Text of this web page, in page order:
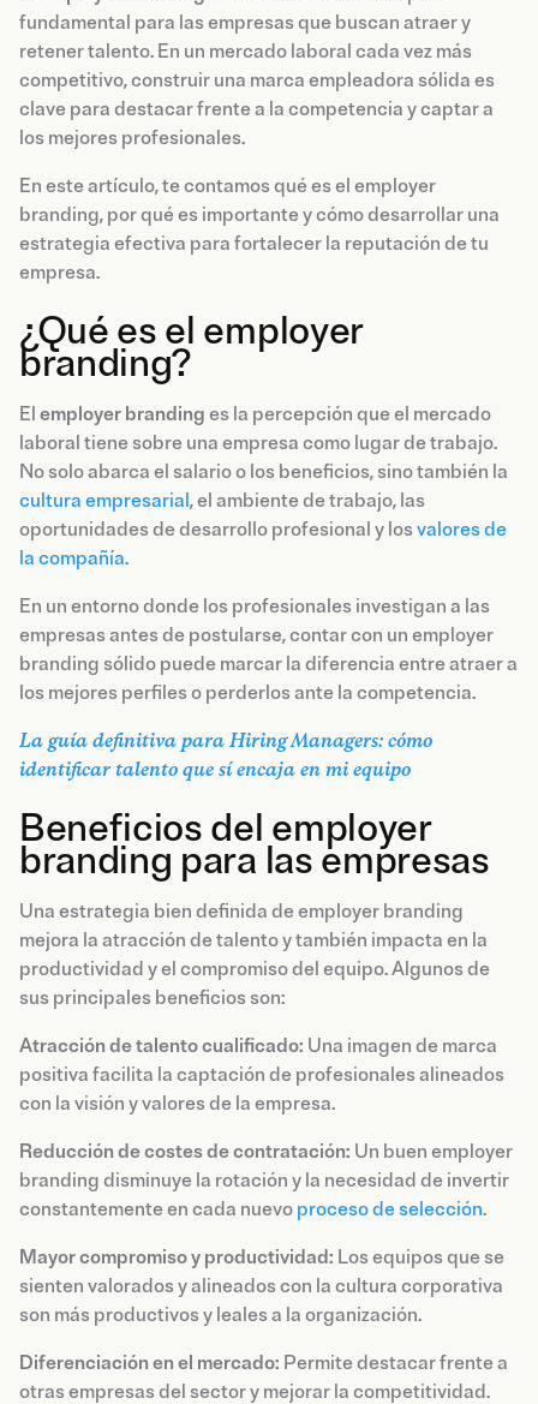
fundamental para las empresas que buscan atraer y
retener talento. En un mercado laboral cada vez más
competitivo, construir una marca empleadora sólida es
clave para destacar frente a la competencia y captar a
los mejores profesionales.
En este artículo, te contamos qué es el employer
branding, por qué es importante y cómo desarrollar una
estrategia efectiva para fortalecer la reputación de tu
empresa.
¿Qué es el employer
branding?
El employer branding es la percepción que el mercado
laboral tiene sobre una empresa como lugar de trabajo.
No solo abarca el salario o los beneficios, sino también la
cultura empresarial, el ambiente de trabajo, las
oportunidades de desarrollo profesional y los valores de
la compañía.
En un entorno donde los profesionales investigan a las
empresas antes de postularse, contar con un employer
branding sólido puede marcar la diferencia entre atraer a
los mejores perfiles o perderlos ante la competencia.
La guía definitiva para Hiring Managers: cómo
identificar talento que sí encaja en mi equipo
Beneficios del employer
branding para las empresas
Una estrategia bien definida de employer branding
mejora la atracción de talento y también impacta en la
productividad y el compromiso del equipo. Algunos de
sus principales beneficios son:
Atracción de talento cualificado: Una imagen de marca
positiva facilita la captación de profesionales alineados
con la visión y valores de la empresa.
Reducción de costes de contratación: Un buen employer
branding disminuye la rotación y la necesidad de invertir
constantemente en cada nuevo proceso de selección.
Mayor compromiso y productividad: Los equipos que se
sienten valorados y alineados con la cultura corporativa
son más productivos y leales a la organización.
Diferenciación en el mercado: Permite destacar frente a
otras empresas del sector y mejorar la competitividad.